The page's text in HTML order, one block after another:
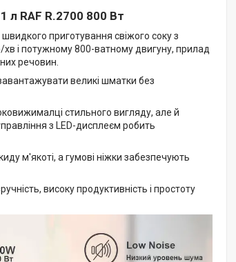
л RAF R.2700 800 Вт
приготування свіжого соку з
хв і потужному 800-ватному двигуну, прилад
речовин.
великі шматки без
стильного вигляду, але й
з LED-дисплеєм робить
м'якоті, а гумові ніжки забезпечують
високу продуктивність і простоту